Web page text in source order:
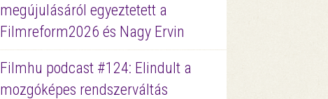
megújulásáról egyeztetett a
Filmreform2026 és Nagy Ervin
Filmhu podcast #124: Elindult a
mozgóképes rendszerváltás